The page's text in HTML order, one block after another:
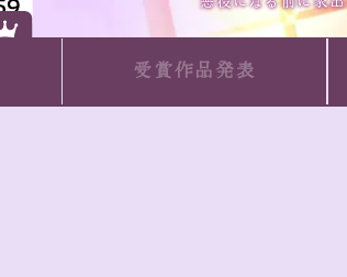
受賞作品発表